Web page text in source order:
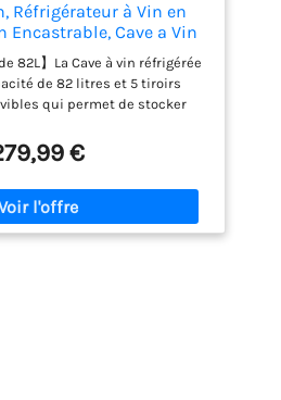
Réfrigérateur à Vin en
Encastrable, Cave a Vin
Bar Intérieur/Extérieur,
UV, 5-18°C, 28
82L】La Cave à vin réfrigérée
de 82 litres et 5 tiroirs
qui permet de stocker
ou des Champagnes
Puissant】Le frigo vin offre la
5°C à 18°C (41°F à 64°F) pour
la température idéale. Facile à
le panneau de commande
températures ambiantes et à
€